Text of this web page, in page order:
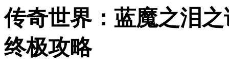
传奇世界：蓝魔之泪
终极攻略